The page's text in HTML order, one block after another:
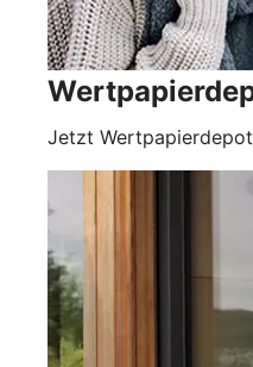
Jetzt